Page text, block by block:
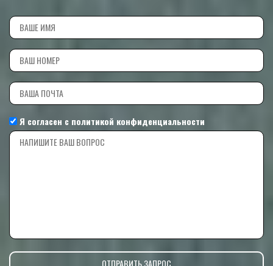
Я согласен с политикой конфиденциальности